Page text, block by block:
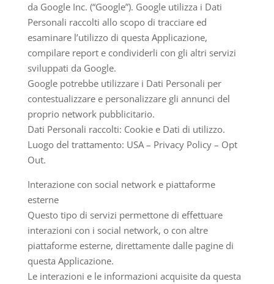
da Google Inc. (“Google”). Google utilizza i Dati
Personali raccolti allo scopo di tracciare ed
esaminare l’utilizzo di questa Applicazione,
compilare report e condividerli con gli altri servizi
sviluppati da Google.
Google potrebbe utilizzare i Dati Personali per
contestualizzare e personalizzare gli annunci del
proprio network pubblicitario.
Dati Personali raccolti: Cookie e Dati di utilizzo.
Luogo del trattamento: USA – Privacy Policy – Opt
Out.
Interazione con social network e piattaforme
esterne
Questo tipo di servizi permettone di effettuare
interazioni con i social network, o con altre
piattaforme esterne, direttamente dalle pagine di
questa Applicazione.
Le interazioni e le informazioni acquisite da questa